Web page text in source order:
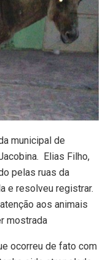
municipal de
Elias Filho,
pelas ruas da
e resolveu registrar.
aos animais
mostrada
ocorreu de fato com